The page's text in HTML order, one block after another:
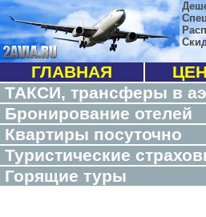
ГЛАВНАЯ
ТАКСИ, трансферы в
Бронирование отелей
Квартиры посуточно
Туристические
Горящие туры